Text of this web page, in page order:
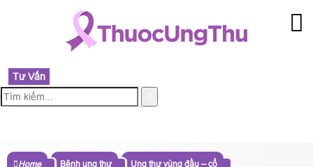
Tư Vấn
Home Bệnh ung thư Ung thư vùng đầu – cổ